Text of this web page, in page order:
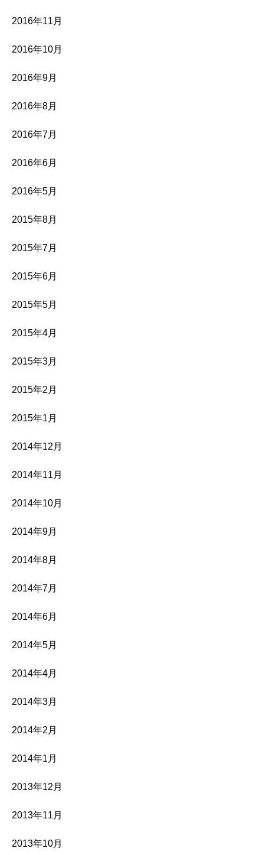
2016年11月
2016年10月
2016年9月
2016年8月
2016年7月
2016年6月
2016年5月
2015年8月
2015年7月
2015年6月
2015年5月
2015年4月
2015年3月
2015年2月
2015年1月
2014年12月
2014年11月
2014年10月
2014年9月
2014年8月
2014年7月
2014年6月
2014年5月
2014年4月
2014年3月
2014年2月
2014年1月
2013年12月
2013年11月
2013年10月